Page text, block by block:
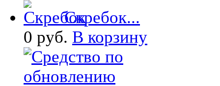
Скребок...
0 руб. В корзину